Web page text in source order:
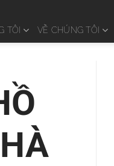
TÔI VỀ CHÚNG TÔI